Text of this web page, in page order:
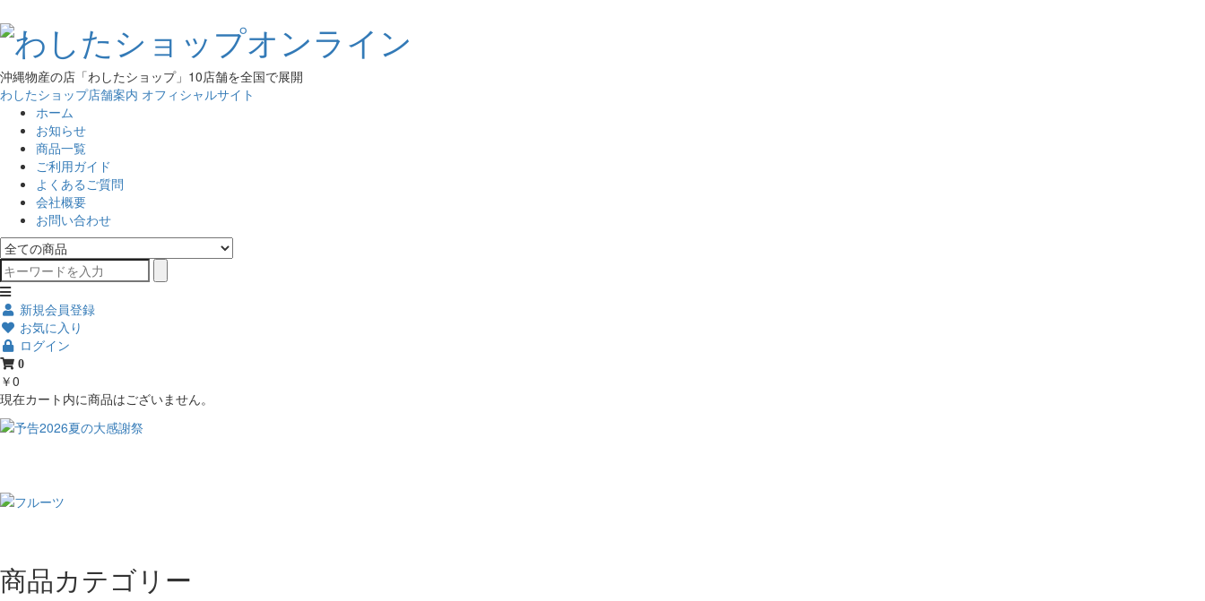
沖縄物産の店「わしたショップ」10店舗を全国で展開
わしたショップ店舗案内 オフィシャルサイト
ホーム
お知らせ
商品一覧
ご利用ガイド
よくあるご質問
会社概要
お問い合わせ
新規会員登録
お気に入り
ログイン
0
￥0
現在カート内に商品はございません。
商品カテゴリー